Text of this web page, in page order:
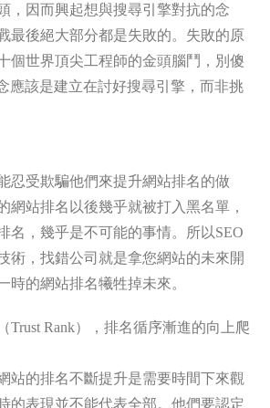
，因而興起想與搜尋引擎對抗的念
最後絕大部分都是失敗的。失敗的原
個世界頂尖工程師的金頭腦鬥，別傻
應該是建立在討好搜尋引擎，而非挑
忍受欺騙他們來提升網站排名的做
網站排名以後幾乎就被打入黑名單，
名，幾乎是不可能的事情。所以SEO
術，找錯公司就是拿您網站的未來開
時的網站排名犧牲掉未來。
Trust Rank），排名循序漸進的向上爬
站的排名不斷提升是需要時間下來觀
的表現並不能代表全部。他們要認定